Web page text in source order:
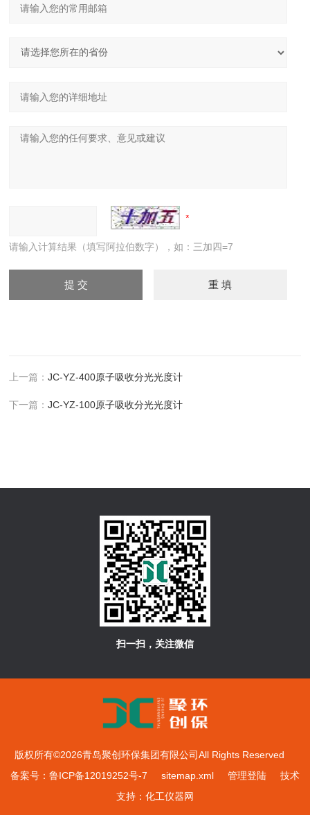
请输入计算结果（填写阿拉伯数字），如：三加四=7
上一篇：JC-YZ-400原子吸收分光光度计
下一篇：JC-YZ-100原子吸收分光光度计
扫一扫，关注微信
版权所有©2026青岛聚创环保集团有限公司All Rights Reserved
备案号：鲁ICP备12019252号-7
sitemap.xml 管理登陆技术
支持： 化工仪器网